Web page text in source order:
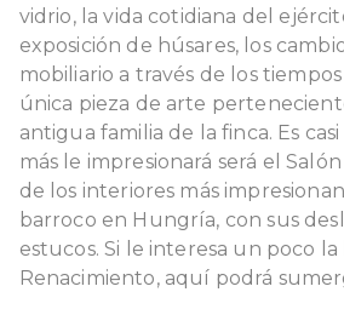
vidrio, la vida cotidiana del
exposición de húsares, los
mobiliario a través de los
única pieza de arte
antigua familia de la finca. Es
más le impresionará será el
de los interiores más
barroco en Hungría, con sus
estucos. Si le interesa un poco la
Renacimiento, aquí podrá